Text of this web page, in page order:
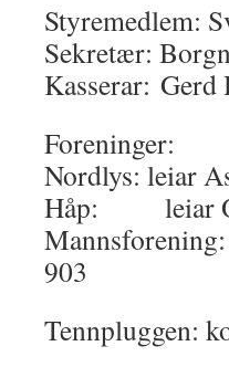
Styremedlem:
Sekretær:
Kasserar: Gerd
Foreninger:
Nordlys: leiar
Håp: leiar
903
Tennpluggen: